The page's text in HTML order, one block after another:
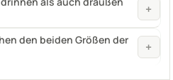
+
den beiden Größen der
+